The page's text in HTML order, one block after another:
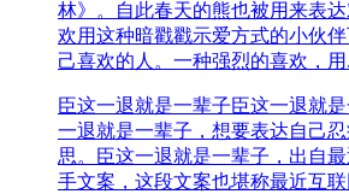
林》。自此春天的熊也被用来表
欢用这种暗戳戳示爱方式的小伙
己喜欢的人。一种强烈的喜欢，用
臣这一退就是一辈子臣这一退就
一退就是一辈子，想要表达自己
思。臣这一退就是一辈子，出自
手文案，这段文案也堪称最近互